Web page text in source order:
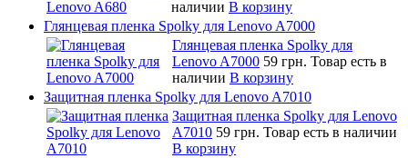
наличии В корзину
Глянцевая пленка Spolky для Lenovo A7000
Глянцевая пленка Spolky для
Lenovo A7000 59 грн. Товар есть в
наличии В корзину
Защитная пленка Spolky для Lenovo A7010
Защитная пленка Spolky для Lenovo
A7010 59 грн. Товар есть в наличии
В корзину